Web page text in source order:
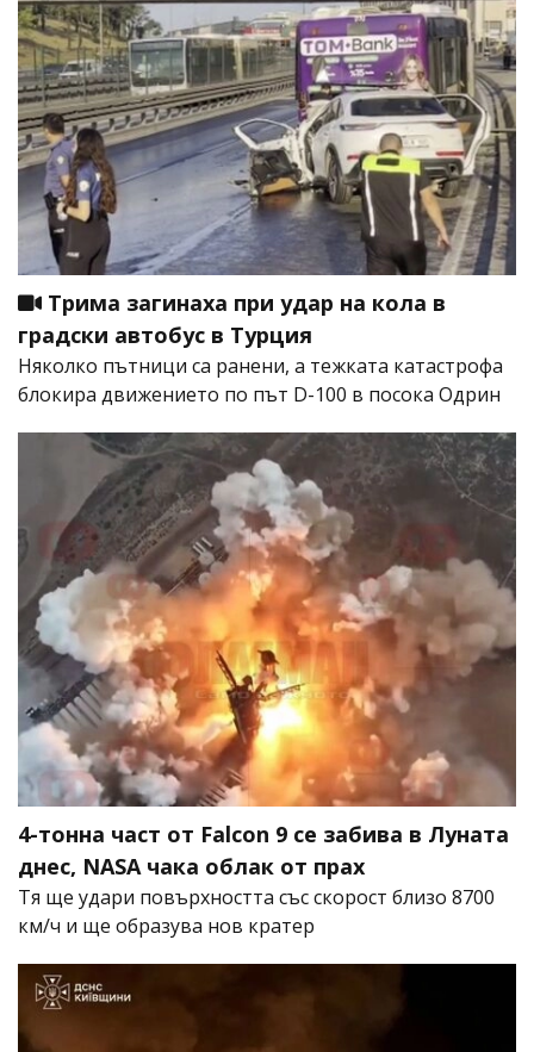
Трима загинаха при удар на кола в
градски автобус в Турция
Няколко пътници са ранени, а тежката катастрофа
блокира движението по път D-100 в посока Одрин
4-тонна част от Falcon 9 се забива в Луната
днес, NASA чака облак от прах
Тя ще удари повърхността със скорост близо 8700
км/ч и ще образува нов кратер